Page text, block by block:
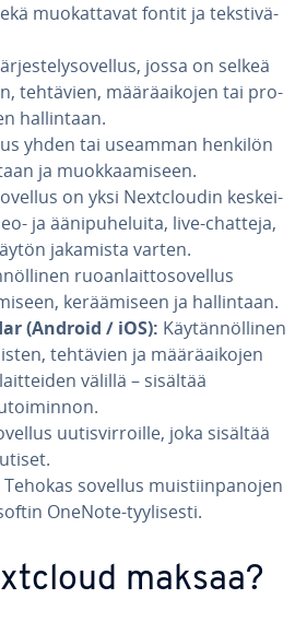
muo­kat­ta­vat fontit ja teks­ti­vä­
jossa on selkeä
tehtävien, mää­rä­ai­ko­jen tai pro­
hal­lin­taan.
yhden tai useamman henkilön
ja muok­kaa­mi­seen.
on yksi Nextclou­din kes­kei­
ja ää­ni­pu­he­lui­ta, live-chatteja,
jakamista varten.
ruo­an­lait­to­so­vel­lus
ke­rää­mi­seen ja hal­lin­taan.
(Android / iOS): Käy­tän­nöl­li­nen
tehtävien ja mää­rä­ai­ko­jen
välillä – sisältää
uu­tis­vir­roil­le, joka sisältää
Tehokas sovellus muis­tiin­pa­no­jen
OneNote-tyy­li­ses­ti.
maksaa?